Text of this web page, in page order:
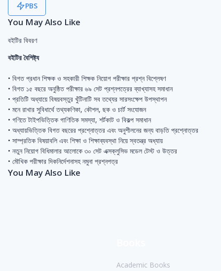
PBS
You May Also Like
বইটির বিবরণ
বইটির বৈশিষ্ট্য
• বিগত প্রধান শিক্ষক ও সহকারী শিক্ষক নিয়োগ পরীক্ষার প্রশ্ন বিশ্লেষণ
• বিগত ১৫ বছরে অনুষ্ঠিত পরীক্ষার ৬৯ সেট প্রশ্নপত্রের ব্যাখ্যাসহ সমাধান
• প্রতিটি অধ্যায়ে বিষয়বস্তুর খুঁটিনাটি সব তথ্যের সারসংক্ষেপ উপস্থাপন
• মনে রাখার সুবিধার্থে তথ্যকণিকা, কৌশল, ছক ও চার্ট সংযোজন
• গণিতে টাইপভিত্তিক গাণিতিক সমস্যা, শর্টকাট ও বিকল্প সমাধান
• অধ্যায়ভিত্তিক বিগত বছরের প্রশ্নোত্তর এবং অনুশীলনের জন্য বাড়তি প্রশ্নোত্তর
• সাম্প্রতিক বিষয়াবলি এবং শিক্ষা ও শিক্ষাব্যবস্থা নিয়ে স্বতন্ত্র অধ্যায়
• নতুন নিয়োগ বিধিমালার আলোকে ৩০ সেট এক্সক্লুসিভ মডেল টেস্ট ও উত্তর
• মৌখিক পরীক্ষার দিকনির্দেশনাসহ নমুনা প্রশ্নপত্র
You May Also Like
Academic Books